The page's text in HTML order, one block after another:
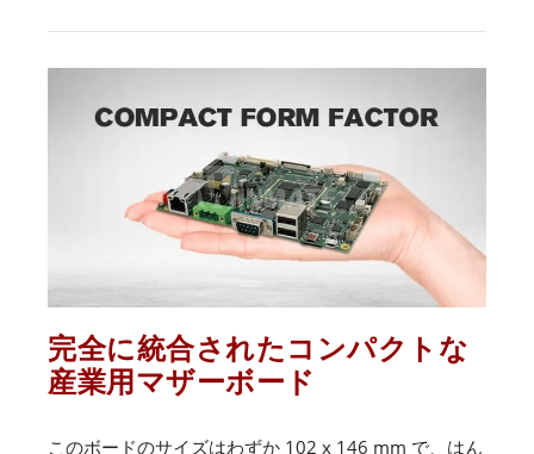
完全に統合されたコンパクトな
産業用マザーボード
このボードのサイズはわずか 102 x 146 mm で、はん